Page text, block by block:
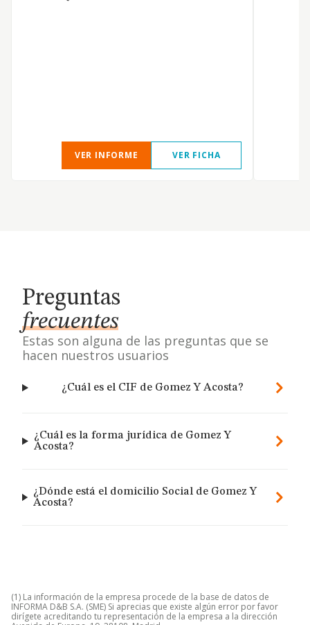
VER INFORME VER FICHA
Preguntas
frecuentes
Estas son alguna de las preguntas que se
hacen nuestros usuarios
¿Cuál es el CIF de Gomez Y Acosta?
¿Cuál es la forma jurídica de Gomez Y
Acosta?
¿Dónde está el domicilio Social de Gomez Y
Acosta?
(1) La información de la empresa procede de la base de datos de
INFORMA D&B S.A. (SME) Si aprecias que existe algún error por favor
dirígete acreditando tu representación de la empresa a la dirección